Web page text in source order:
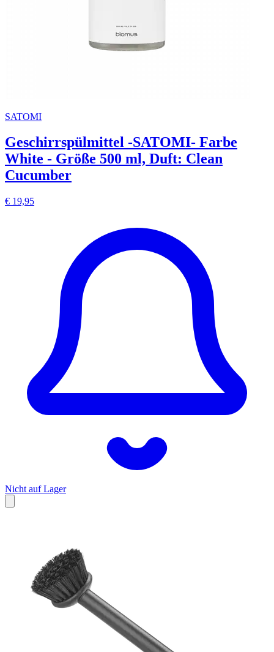
SATOMI
Geschirrspülmittel -SATOMI- Farbe
White - Größe 500 ml, Duft: Clean
Cucumber
€ 19,95
Nicht auf Lager